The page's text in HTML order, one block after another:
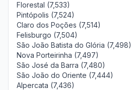
Florestal (7,533)
Pintópolis (7,524)
Claro dos Poções (7,514)
Felisburgo (7,504)
São João Batista do Glória (7,498)
Nova Porteirinha (7,497)
São José da Barra (7,480)
São João do Oriente (7,444)
Alpercata (7,436)